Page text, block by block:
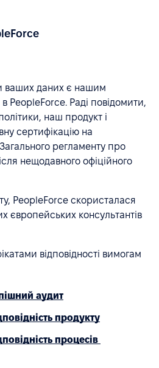
ваших даних є нашим
PeopleForce. Раді повідомити,
наш продукт і
сертифікацію на
регламенту про
нещодавного офіційного
PeopleForce скористалася
європейських консультантів
відповідності вимогам
аудит
продукту
процесів